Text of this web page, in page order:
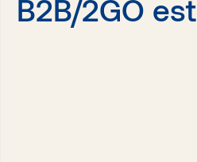
B2B/2GO est